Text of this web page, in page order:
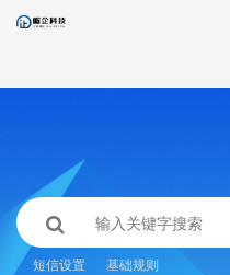
短信设置 基础规则